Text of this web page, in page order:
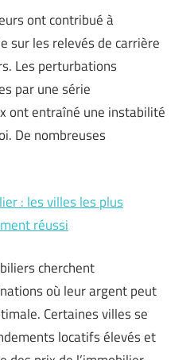
ont contribué à
sur les relevés de carrière
Les perturbations
par une série
ont entraîné une instabilité
De nombreuses
: les villes les plus
réussi
cherchent
où leur argent peut
Certaines villes se
locatifs élevés et